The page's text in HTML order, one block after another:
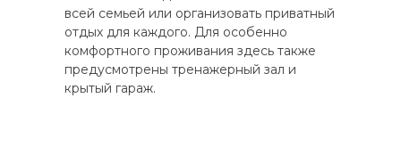
всей семьей или организовать приватный
отдых для каждого. Для особенно
комфортного проживания здесь также
предусмотрены тренажерный зал и
крытый гараж.